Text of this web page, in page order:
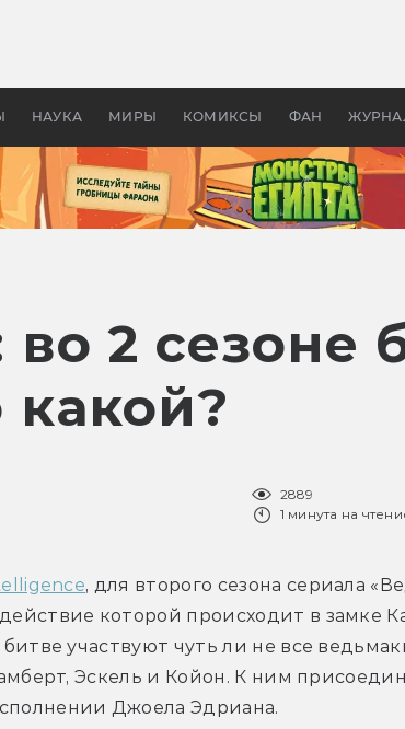
НАУКА МИРЫ КОМИКСЫ ФАН
бы «Властелина колец»
2 сезоне
2889
1 минута на
, для второго сезона сериала
которой происходит в замке
участвуют чуть ли не все
Эскель и Койон. К ним
Джоела Эдриана.